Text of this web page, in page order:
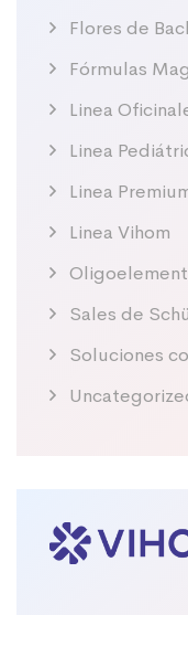
Flores de
Fórmulas
Linea
Linea
Linea
Linea Vihom
Sales de
Soluciones